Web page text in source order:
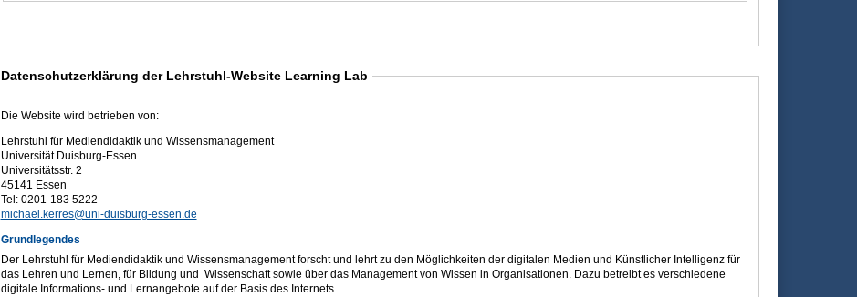
Datenschutzerklärung der Lehrstuhl-Website Learning Lab
Die Website wird betrieben von:
Lehrstuhl für Mediendidaktik und Wissensmanagement
Universität Duisburg-Essen
Universitätsstr. 2
45141 Essen
Tel: 0201-183 5222
michael.kerres@uni-duisburg-essen.de
Grundlegendes
Der Lehrstuhl für Mediendidaktik und Wissensmanagement forscht und lehrt zu den Möglichkeiten der digitalen Medien und Künstlicher Intelligenz für
das Lehren und Lernen, für Bildung und Wissenschaft sowie über das Management von Wissen in Organisationen. Dazu betreibt es verschiedene
digitale Informations- und Lernangebote auf der Basis des Internets.